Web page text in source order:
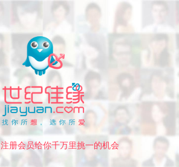
注册会员给你千万里挑一的机会